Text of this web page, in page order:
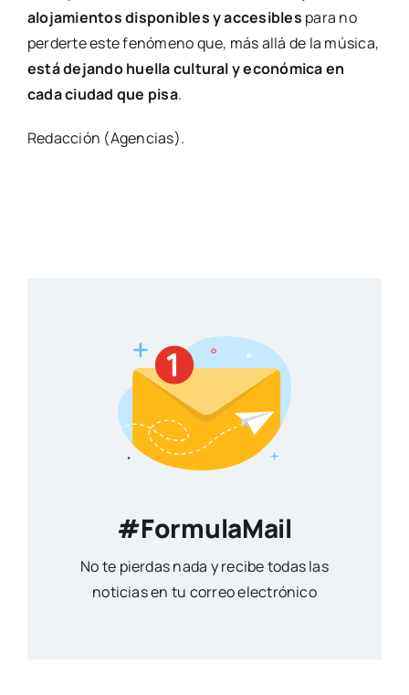
alojamientos disponibles y accesibles para no
perderte este fenómeno que, más allá de la música,
está dejando huella cultural y económica en
cada ciudad que pisa.
Redacción (Agencias).
#FormulaMail
No te pierdas nada y recibe todas las
noticias en tu correo electrónico